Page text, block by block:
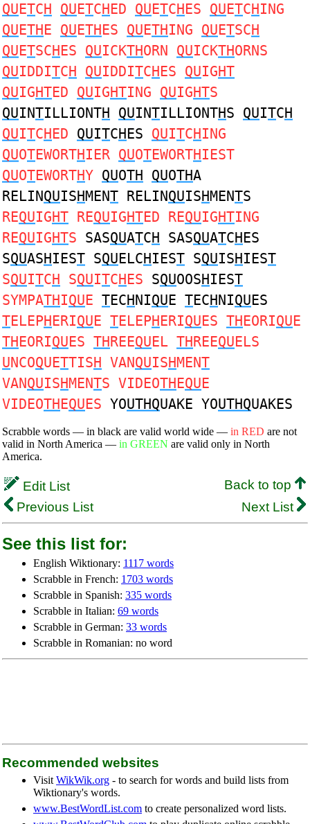
QUETCH QUETCHED QUETCHES QUETCHING
QUETHE QUETHES QUETHING QUETSCH
QUETSCHES QUICKTHORN QUICKTHORNS
QUIDDITCH QUIDDITCHES QUIGHT
QUIGHTED QUIGHTING QUIGHTS
QUINTILLIONTH QUINTILLIONTHS QUITCH
QUITCHED QUITCHES QUITCHING
QUOTEWORTHIER QUOTEWORTHIEST
QUOTEWORTHY QUOTH QUOTHA
RELINQUISHMENT RELINQUISHMENTS
REQUIGHT REQUIGHTED REQUIGHTING
REQUIGHTS SASQUATCH SASQUATCHES
SQUASHIEST SQUELCHIEST SQUISHIEST
SQUITCH SQUITCHES SQUOOSHIEST
SYMPATHIQUE TECHNIQUE TECHNIQUES
TELEPHERIQUE TELEPHERIQUES THEORIQUE
THEORIQUES THREEQUEL THREEQUELS
UNCOQUETTISH VANQUISHMENT
VANQUISHMENTS VIDEOTHEQUE
VIDEOTHEQUES YOUTHQUAKE YOUTHQUAKES
Scrabble words — in black are valid world wide — in RED are not
valid in North America — in GREEN are valid only in North
America.
Edit List
Back to top
Previous List
Next List
See this list for:
English Wiktionary: 1117 words
Scrabble in French: 1703 words
Scrabble in Spanish: 335 words
Scrabble in Italian: 69 words
Scrabble in German: 33 words
Scrabble in Romanian: no word
Recommended websites
Visit WikWik.org - to search for words and build lists from
Wiktionary's words.
www.BestWordList.com to create personalized word lists.